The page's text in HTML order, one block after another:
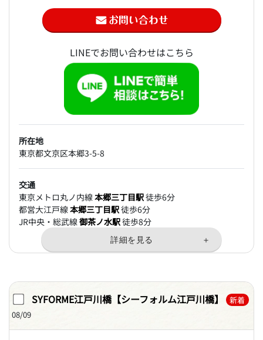
LINEでお問い合わせはこちら
所在地
東京都文京区本郷3-5-8
交通
東京メトロ丸ノ内線本郷三丁目駅徒歩6分
都営大江戸線本郷三丁目駅徒歩6分
JR中央・総武線御茶ノ水駅徒歩8分
SYFORME江戸川橋【シーフォルム江戸川橋】
新着
08/09